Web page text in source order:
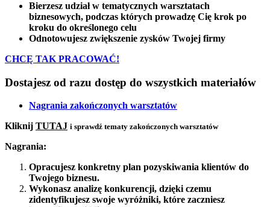
Bierzesz udział w tematycznych warsztatach
biznesowych, podczas których prowadzę Cię krok po
kroku do określonego celu
Odnotowujesz zwiększenie zysków Twojej firmy
CHCĘ TAK PRACOWAĆ!
Dostajesz od razu dostęp do wszystkich materiałów
Nagrania zakończonych warsztatów
Kliknij TUTAJ i sprawdź tematy zakończonych warsztatów
Nagrania:
Opracujesz konkretny plan pozyskiwania klientów do
Twojego biznesu.
Wykonasz analizę konkurencji, dzięki czemu
zidentyfikujesz swoje wyróżniki, które zaczniesz